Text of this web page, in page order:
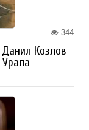
344
Козлов